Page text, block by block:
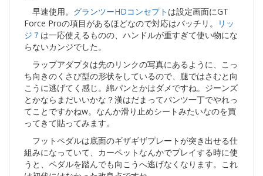
早速使用。 グランツーHDコンセプト は設定画面にGT
Force Proの項目があるほどなので対応はバッチリ。
リッ
ジ７ は一応使えるものの、ハンドルが重すぎて使い物にな
らないカンジでした。
ラップアダプタは先のリンクの写真にあるように、こっ
ち向きのくさび型の形状をしているので、腿ではさむと向
こうに逃げてく感じ。綿パンとかはダメですね。ジーンズ
とかならまだいいかな？漢はだまってパンツ一丁でやれっ
てことですかねw。なんか滑り止めシートみたいなのを買
ってきて貼ってみます。
フットペダルは底面のギザギザプレートが突き出せる仕
組みになっていて、カーペットなんかでプレイする時に使
うと、ペダルを踏んでも向こうへ逃げなくなります。これ